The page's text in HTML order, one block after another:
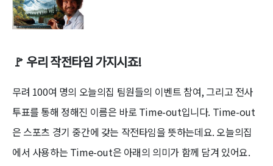
🚩 우리 작전타임 가지시죠!
무려 100여 명의 오늘의집 팀원들의 이벤트 참여, 그리고 전사
투표를 통해 정해진 이름은 바로 Time-out입니다. Time-out
은 스포츠 경기 중간에 갖는 작전타임을 뜻하는데요. 오늘의집
에서 사용하는 Time-out은 아래의 의미가 함께 담겨 있어요.